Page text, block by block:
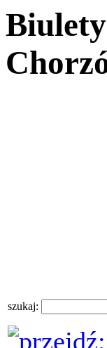
szukaj: